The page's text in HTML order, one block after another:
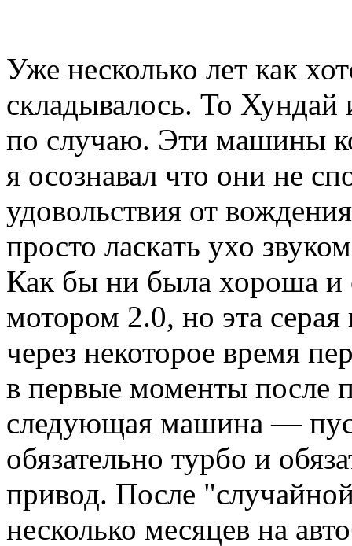
Уже несколько лет как
складывалось. То Хундай
по случаю. Эти машины
я осознавал что они не
удовольствия от
просто ласкать ухо
Как бы ни была хороша и
мотором 2.0, но эта
через некоторое время
в первые моменты после
следующая машина —
обязательно турбо и
привод. После
несколько месяцев на